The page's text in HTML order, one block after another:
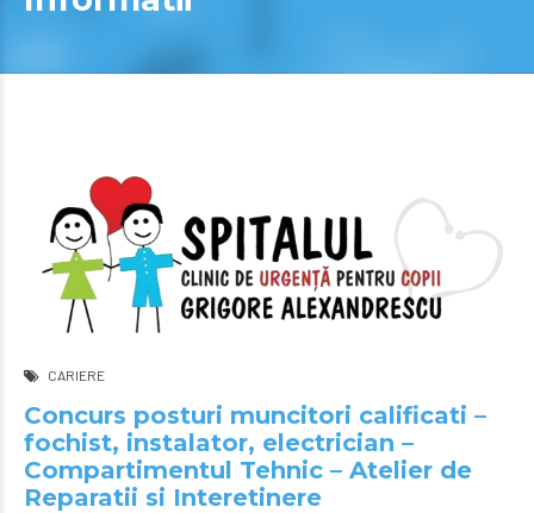
CARIERE
Concurs posturi muncitori calificati –
fochist, instalator, electrician –
Compartimentul Tehnic – Atelier de
Reparatii si Interetinere